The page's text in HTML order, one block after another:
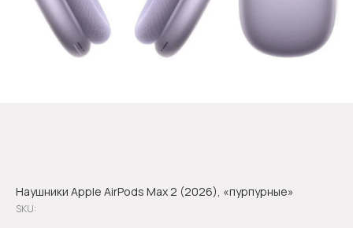
Наушники Apple AirPods Max 2 (2026), «пурпурные»
SKU: